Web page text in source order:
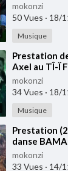
mokonzi
50 Vues · 18/
Musique
⁣Prestation
Axel au TÎ-Ï
mokonzi
34 Vues · 18/
Musique
⁣Prestation
danse
RCA au TÎ-Ï
mokonzi
33 Vues · 14/